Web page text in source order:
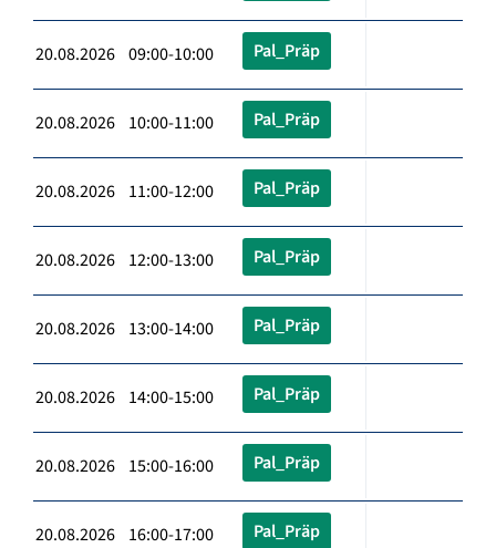
20.08.2026 09:00-10:00 Pal_Präp
20.08.2026 10:00-11:00 Pal_Präp
20.08.2026 11:00-12:00 Pal_Präp
20.08.2026 12:00-13:00 Pal_Präp
20.08.2026 13:00-14:00 Pal_Präp
20.08.2026 14:00-15:00 Pal_Präp
20.08.2026 15:00-16:00 Pal_Präp
20.08.2026 16:00-17:00 Pal_Präp